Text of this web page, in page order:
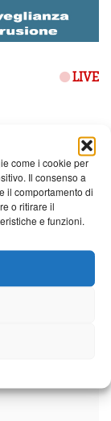
come i cookie per
Il consenso a
il comportamento di
o ritirare il
e funzioni.
LIVE